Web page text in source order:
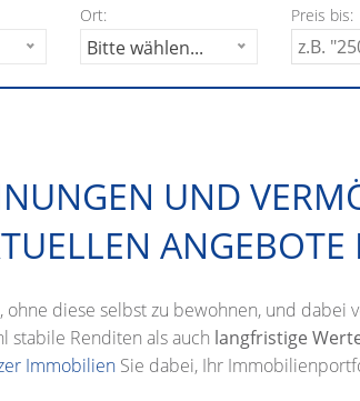
Ort:
Bitte wählen...
Preis bis:
UND
, ohne diese selbst zu bewohnen, und dabei
stabile Renditen als auch langfristige
Immobilien Sie dabei, Ihr